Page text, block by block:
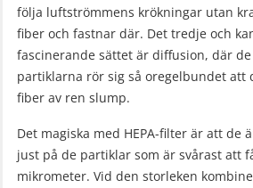
följa luftströmmens krökningar utan
fiber och fastnar där. Det tredje och
fascinerande sättet är diffusion, där
partiklarna rör sig så oregelbundet att
fiber av ren slump.
Det magiska med HEPA-filter är att de
just på de partiklar som är svårast att
mikrometer. Vid den storleken